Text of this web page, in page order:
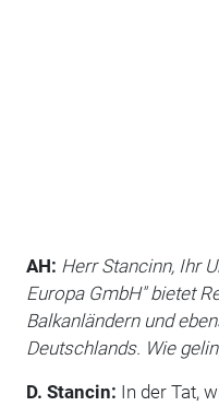
AH: Herr Stancinn, Ihr
Europa GmbH" bietet
Balkanländern und
Deutschlands. Wie
D. Stancin: In der Tat,